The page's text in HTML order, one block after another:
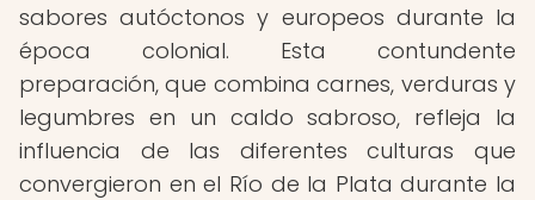
sabores autóctonos y europeos durante la
época colonial. Esta contundente
preparación, que combina carnes, verduras y
legumbres en un caldo sabroso, refleja la
influencia de las diferentes culturas que
convergieron en el Río de la Plata durante la